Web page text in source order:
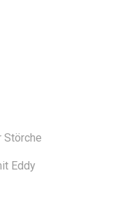
Störche
Eddy